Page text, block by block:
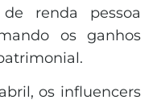
renda pessoa
os ganhos
os influencers